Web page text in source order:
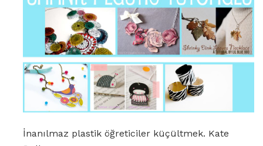
İnanılmaz plastik öğreticiler küçültmek. Kate